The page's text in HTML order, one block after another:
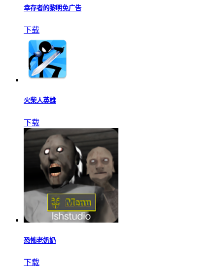
幸存者的黎明免广告
下载
火柴人英雄
下载
恐怖老奶奶
下载